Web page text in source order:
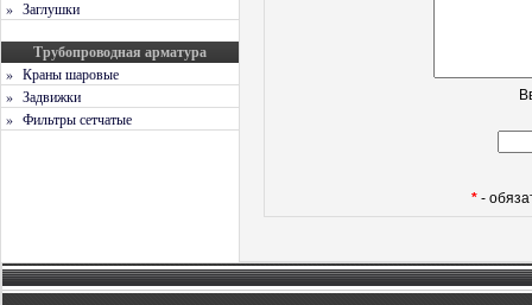
* -
» Заглушки
Трубопроводная арматура
» Краны шаровые
» Задвижки
» Фильтры сетчатые